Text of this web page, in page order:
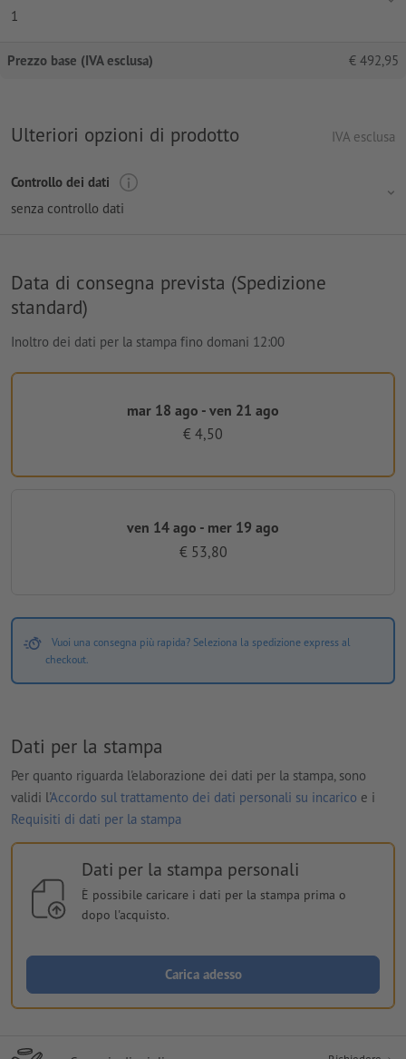
1
Prezzo base (IVA esclusa) € 492,95
Ulteriori opzioni di prodotto IVA esclusa
Controllo dei dati
senza controllo dati
Data di consegna prevista (Spedizione
standard)
Inoltro dei dati per la stampa fino domani 12:00
mar 18 ago - ven 21 ago
€ 4,50
ven 14 ago - mer 19 ago
€ 53,80
Vuoi una consegna più rapida? Seleziona la spedizione express al
checkout.
Dati per la stampa
Per quanto riguarda l'elaborazione dei dati per la stampa, sono
validi l'Accordo sul trattamento dei dati personali su incarico e i
Requisiti di dati per la stampa
Dati per la stampa personali
È possibile caricare i dati per la stampa prima o
dopo l'acquisto.
Carica adesso